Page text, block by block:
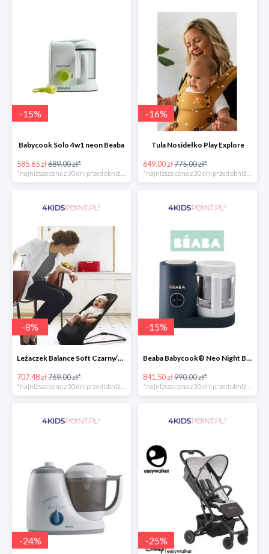
-15%
Babycook Solo 4w1 neon Beaba
585.65 zł689.00 zł*
-16%
Tula Nosidełko Play Explore
649.00 zł775.00 zł*
-8%
Leżaczek Balance Soft Czarny/Ciemnoszary + Zabawka BabyBjorn
707.48 zł769.00 zł*
*najniższa cena z 30 dni przed obniżką
-15%
Beaba Babycook® Neo Night Blue
841.50 zł990.00 zł*
*najniższa cena z 30 dni przed obniżką
-24% -25%